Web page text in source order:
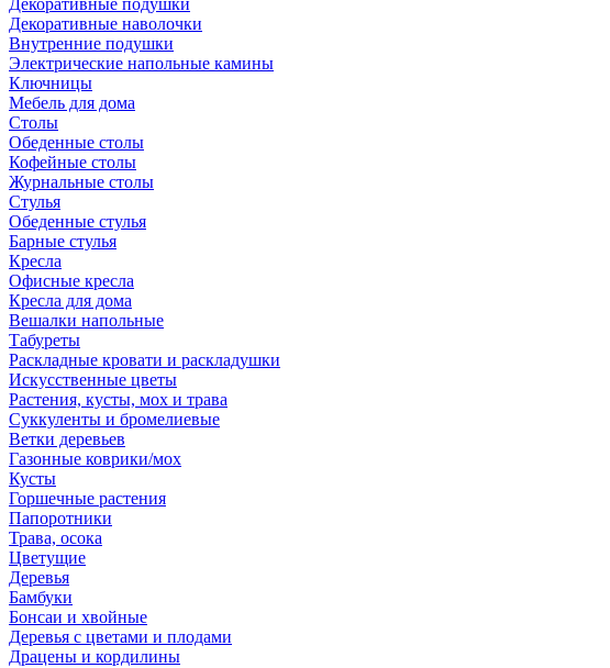
Декоративные подушки
Декоративные наволочки
Внутренние подушки
Электрические напольные камины
Ключницы
Мебель для дома
Столы
Обеденные столы
Кофейные столы
Журнальные столы
Стулья
Обеденные стулья
Барные стулья
Кресла
Офисные кресла
Кресла для дома
Вешалки напольные
Табуреты
Раскладные кровати и раскладушки
Искусственные цветы
Растения, кусты, мох и трава
Суккуленты и бромелиевые
Ветки деревьев
Газонные коврики/мох
Кусты
Горшечные растения
Папоротники
Трава, осока
Цветущие
Деревья
Бамбуки
Бонсаи и хвойные
Деревья с цветами и плодами
Драцены и кордилины